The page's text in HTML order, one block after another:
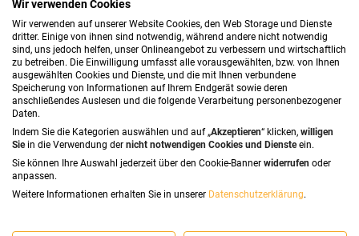
Wir verwenden Cookies
Wir verwenden auf unserer Website Cookies, den Web Storage und Dienste
dritter. Einige von ihnen sind notwendig, während andere nicht notwendig
sind, uns jedoch helfen, unser Onlineangebot zu verbessern und wirtschaftlich
zu betreiben. Die Einwilligung umfasst alle vorausgewählten, bzw. von Ihnen
ausgewählten Cookies und Dienste, und die mit Ihnen verbundene
Speicherung von Informationen auf Ihrem Endgerät sowie deren
anschließendes Auslesen und die folgende Verarbeitung personenbezogener
Daten.
Indem Sie die Kategorien auswählen und auf „Akzeptieren“ klicken, willigen
Sie in die Verwendung der nicht notwendigen Cookies und Diensteein.
Sie können Ihre Auswahl jederzeit über den Cookie-Banner widerrufen oder
anpassen.
Weitere Informationen erhalten Sie in unserer Datenschutzerklärung.